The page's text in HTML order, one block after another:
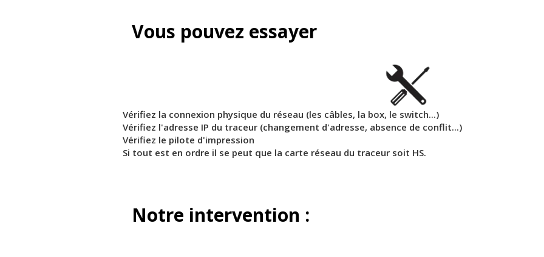
Vous pouvez essayer
Vérifiez la connexion physique du réseau (les câbles, la box, le switch...)
Vérifiez l'adresse IP du traceur (changement d'adresse, absence de conflit...)
Vérifiez le pilote d'impression
Si tout est en ordre il se peut que la carte réseau du traceur soit HS.
Notre intervention :